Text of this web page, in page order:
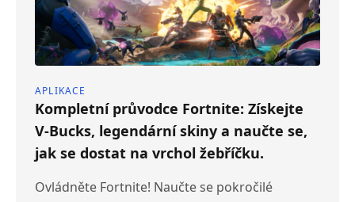
APLIKACE
Kompletní průvodce Fortnite: Získejte
V-Bucks, legendární skiny a naučte se,
jak se dostat na vrchol žebříčku.
Ovládněte Fortnite! Naučte se pokročilé